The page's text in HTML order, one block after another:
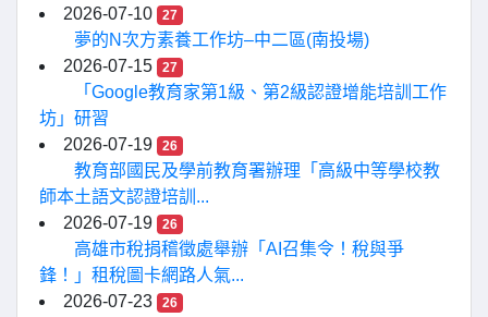
2026-07-10
27
夢的N次方素養工作坊–中二區(南投場)
2026-07-15
27
「Google教育家第1級、第2級認證增能培訓工作
坊」研習
2026-07-19
26
教育部國民及學前教育署辦理「高級中等學校教
師本土語文認證培訓...
2026-07-19
26
高雄市稅捐稽徵處舉辦「AI召集令！稅與爭
鋒！」租稅圖卡網路人氣...
2026-07-23
26